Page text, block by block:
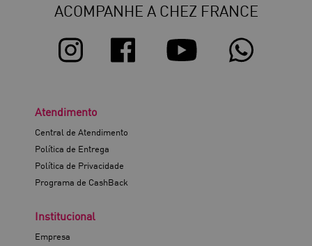
ACOMPANHE A CHEZ FRANCE
Atendimento
Central de Atendimento
Política de Entrega
Política de Privacidade
Programa de CashBack
Institucional
Empresa